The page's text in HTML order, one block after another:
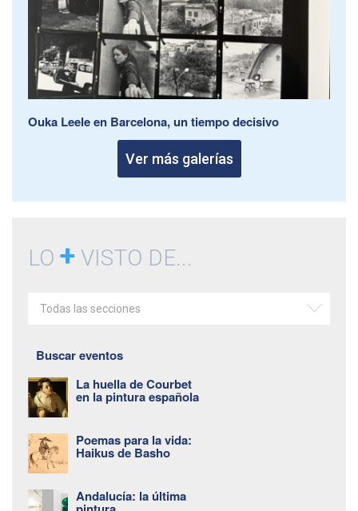
Ouka Leele en Barcelona, un tiempo decisivo
Ver más galerías
LO + VISTO DE...
Todas las secciones
Buscar eventos
La huella de Courbet
en la pintura española
Poemas para la vida:
Haikus de Basho
Andalucía: la última